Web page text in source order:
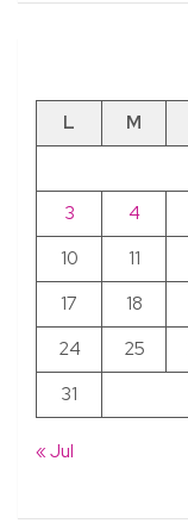
L
M
3
4
10
11
17
18
24
25
31
« Jul